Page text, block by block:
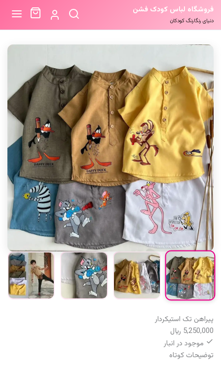
فروشگاه لباس کودک فشن
دنیای رنگارنگ کودکان
پیراهن تک استیکردار
5,250,000 ﷼
موجود در انبار
توضیحات کوتاه